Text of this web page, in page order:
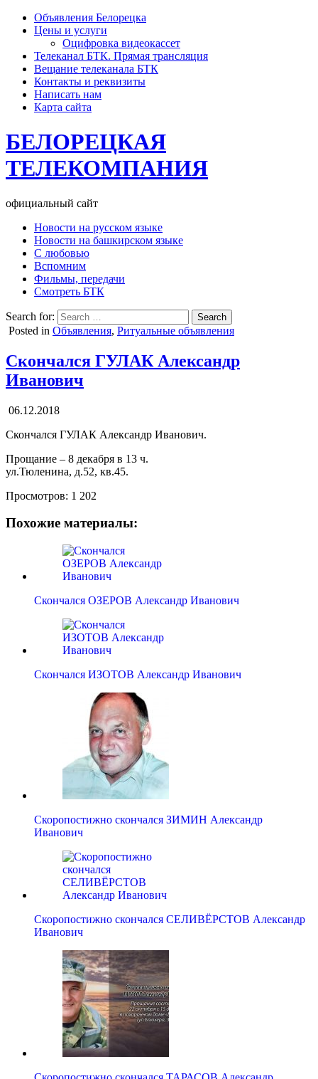
Объявления Белорецка
Цены и услуги
Оцифровка видеокассет
Телеканал БТК. Прямая трансляция
Вещание телеканала БТК
Контакты и реквизиты
Написать нам
Карта сайта
БЕЛОРЕЦКАЯ
ТЕЛЕКОМПАНИЯ
официальный сайт
Новости на русском языке
Новости на башкирском языке
С любовью
Вспомним
Фильмы, передачи
Смотреть БТК
Search for:
Posted in Объявления, Ритуальные объявления
Скончался ГУЛАК Александр
Иванович
06.12.2018
Скончался ГУЛАК Александр Иванович.
Прощание – 8 декабря в 13 ч.
ул.Тюленина, д.52, кв.45.
Просмотров: 1 202
Похожие материалы:
Скончался ОЗЕРОВ Александр Иванович
Скончался ИЗОТОВ Александр Иванович
Скоропостижно скончался ЗИМИН Александр
Иванович
Скоропостижно скончался СЕЛИВЁРСТОВ Александр
Иванович